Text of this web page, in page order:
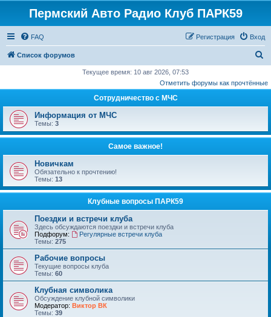
Пермский Авто Радио Клуб ПАРК59
FAQ Вход
Регистрация
Список форумов
и
Текущее время: 10 авг 2026, 07:53
Отметить форумы как прочтённые
Сотрудничество с МЧС
Информация от МЧС
Темы: 3
Самое важное!
Новичкам
Обязательно к прочтению!
Темы: 13
Клубные вопросы ПАРК59
Поездки и встречи клуба
Здесь обсуждаются поездки и встречи клуба
Подфорум:
Регулярные встречи клуба
Темы: 275
Рабочие вопросы
Текущие вопросы клуба
Темы: 60
Клубная символика
Обсуждение клубной символики
Модератор: Виктор ВК
Темы: 39